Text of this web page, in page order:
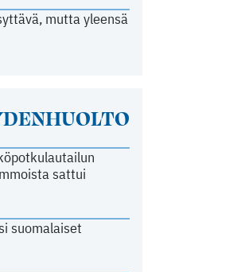
mutta yleensä
sattui
suomalaiset